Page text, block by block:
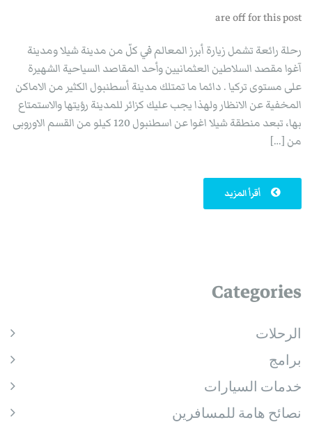
are off for this post
رحلة رائعة تشمل زيارة أبرز المعالم في كلّ من مدينة شيلا ومدينة
آغوا مقصد السلاطين العثمانيين وأحد المقاصد السياحية الشهيرة
على مستوى تركيا . دائما ما تمتلك مدينة أسطنبول الكثير من الاماكن
المخفية عن الانظار ولهذا يجب عليك كزائر للمدينة رؤيتها والاستمتاع
بها، تبعد منطقة شيلا اغوا عن اسطنبول 120 كيلو من القسم الاوروبى
من […]
أقرأ المزيد
Categories
الرحلات
برامج
خدمات السيارات
نصائح هامة للمسافرين